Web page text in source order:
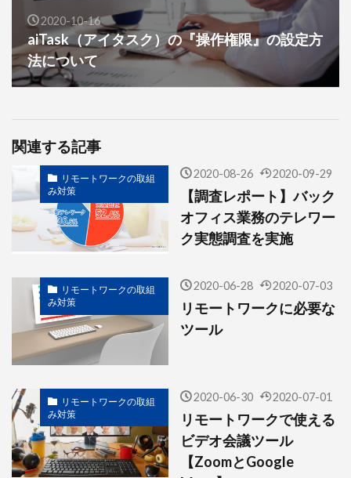
2020-10-16
aiTask（アイタスク）の『操作権限』の設定方
法について
関連する記事
リモートワークの取組
み対策
2020-08-26 2020-09-29
【調査レポート】バック
オフィス業務のテレワー
ク実態調査を実施
リモートワークの取組
み対策
2020-06-28 2020-07-03
リモートワークに必要な
ツール
リモートワークの取組
み対策
2020-06-30 2020-07-01
リモートワークで使える
ビデオ会議ツール
【ZoomとGoogle